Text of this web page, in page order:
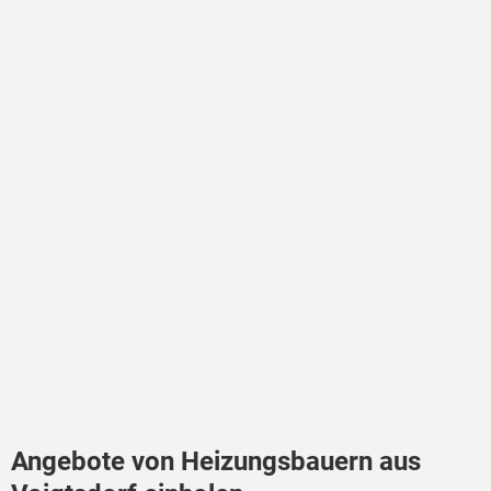
Angebote von Heizungsbauern aus